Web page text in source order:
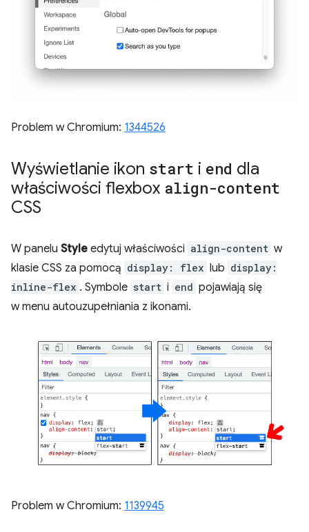
Problem w Chromium: 1344526
Wyświetlanie ikon start i end dla
właściwości flexbox align-content
CSS
W panelu Style edytuj właściwości align-content w
klasie CSS za pomocą display: flex lub display:
inline-flex . Symbole start i end pojawiają się
w menu autouzupełniania z ikonami.
Problem w Chromium: 1139945